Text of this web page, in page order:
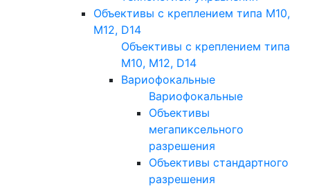
Объективы с креплением типа M10,
M12, D14
Объективы с креплением типа
M10, M12, D14
Вариофокальные
Вариофокальные
Объективы
мегапиксельного
разрешения
Объективы стандартного
разрешения